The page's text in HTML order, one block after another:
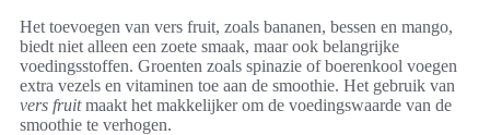
Het toevoegen van vers fruit, zoals bananen, bessen en mango,
biedt niet alleen een zoete smaak, maar ook belangrijke
voedingsstoffen. Groenten zoals spinazie of boerenkool voegen
extra vezels en vitaminen toe aan de smoothie. Het gebruik van
vers fruitmaakt het makkelijker om de voedingswaarde van de
smoothie te verhogen.